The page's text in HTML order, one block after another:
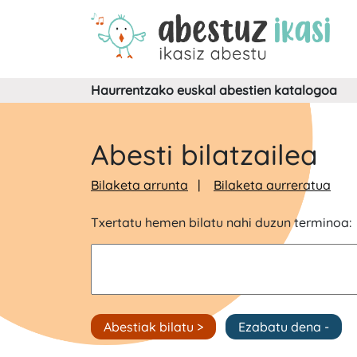
Haurrentzako euskal abestien katalogoa
Abesti bilatzailea
Bilaketa arrunta Bilaketa aurreratua
Txertatu hemen bilatu nahi duzun terminoa: